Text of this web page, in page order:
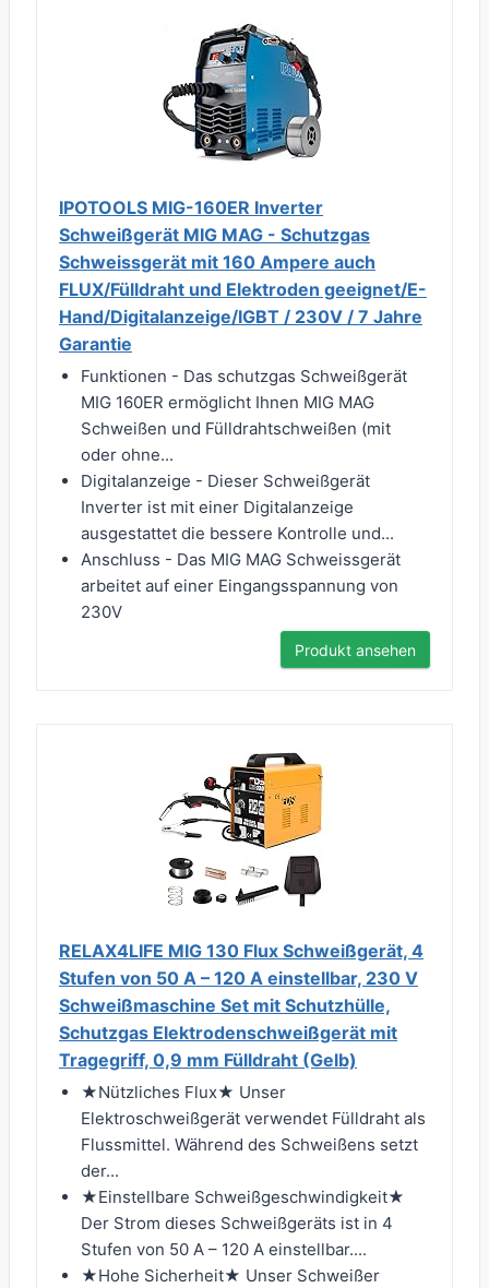
IPOTOOLS MIG-160ER Inverter
Schweißgerät MIG MAG - Schutzgas
Schweissgerät mit 160 Ampere auch
FLUX/Fülldraht und Elektroden geeignet/E-
Hand/Digitalanzeige/IGBT / 230V / 7 Jahre
Garantie
Funktionen - Das schutzgas Schweißgerät
MIG 160ER ermöglicht Ihnen MIG MAG
Schweißen und Fülldrahtschweißen (mit
oder ohne...
Digitalanzeige - Dieser Schweißgerät
Inverter ist mit einer Digitalanzeige
ausgestattet die bessere Kontrolle und...
Anschluss - Das MIG MAG Schweissgerät
arbeitet auf einer Eingangsspannung von
230V
Produkt ansehen
RELAX4LIFE MIG 130 Flux Schweißgerät, 4
Stufen von 50 A – 120 A einstellbar, 230 V
Schweißmaschine Set mit Schutzhülle,
Schutzgas Elektrodenschweißgerät mit
Tragegriff, 0,9 mm Fülldraht (Gelb)
★Nützliches Flux★ Unser
Elektroschweißgerät verwendet Fülldraht als
Flussmittel. Während des Schweißens setzt
der...
★Einstellbare Schweißgeschwindigkeit★
Der Strom dieses Schweißgeräts ist in 4
Stufen von 50 A – 120 A einstellbar....
★Hohe Sicherheit★ Unser Schweißer